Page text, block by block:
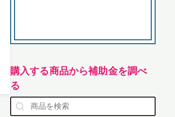
購入する商品から補助金を調べ
る